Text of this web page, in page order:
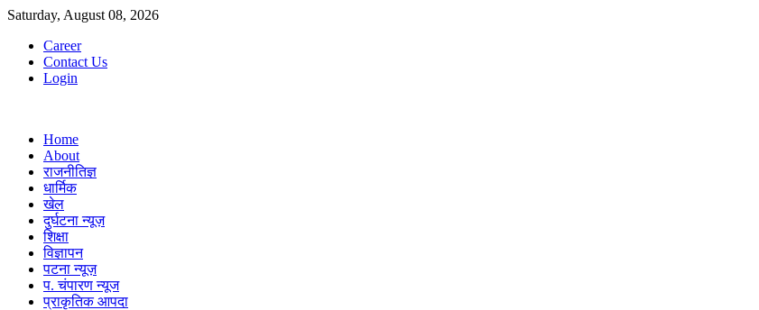
Saturday, August 08, 2026
Career
Contact Us
Login
Home
About
राजनीतिज्ञ
धार्मिक
खेल
दुर्घटना न्यूज़
शिक्षा
विज्ञापन
पटना न्यूज़
प. चंपारण न्यूज
प्राकृतिक आपदा